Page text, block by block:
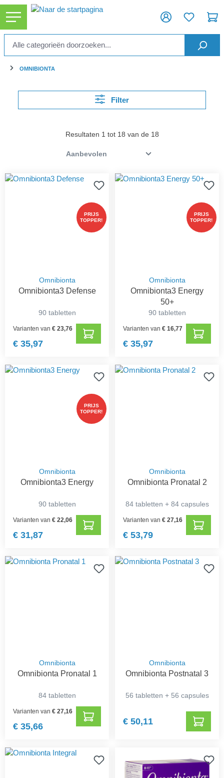
OMNIBIONTA
Filter
Resultaten 1 tot 18 van de 18
PRIJS
TOPPER!
Omnibionta
Omnibionta3 Defense
90 tabletten
Varianten van€ 23,76
€ 35,97
PRIJS
TOPPER!
Omnibionta
Omnibionta3 Energy
50+
90 tabletten
Varianten van€ 16,77
€ 35,97
PRIJS
TOPPER!
Omnibionta
Omnibionta3 Energy
90 tabletten
Varianten van€ 22,06
€ 31,87
Omnibionta
Omnibionta Pronatal 2
84 tabletten + 84 capsules
Varianten van€ 27,16
€ 53,79
Omnibionta
Omnibionta Pronatal 1
84 tabletten
Varianten van€ 27,16
€ 35,66
Omnibionta
Omnibionta Postnatal 3
56 tabletten + 56 capsules
€ 50,11